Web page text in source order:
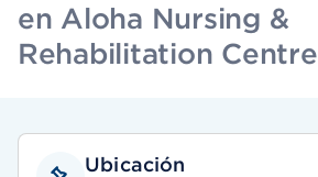
en Aloha Nursing &
Rehabilitation Centre
Ubicación